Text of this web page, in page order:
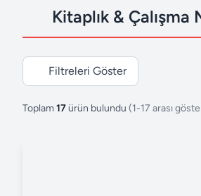
Kitaplık & Çalışma
Filtreleri Göster
Toplam 17ürün bulundu (1-17 arası